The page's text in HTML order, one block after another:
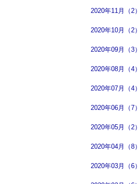
2020年11月（2）
2020年10月（2）
2020年09月（3）
2020年08月（4）
2020年07月（4）
2020年06月（7）
2020年05月（2）
2020年04月（8）
2020年03月（6）